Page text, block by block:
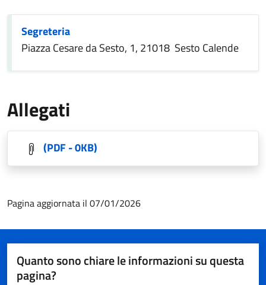
Segreteria
Piazza Cesare da Sesto, 1, 21018 Sesto Calende
Allegati
(PDF - 0KB)
Pagina aggiornata il 07/01/2026
Quanto sono chiare le informazioni su questa
pagina?